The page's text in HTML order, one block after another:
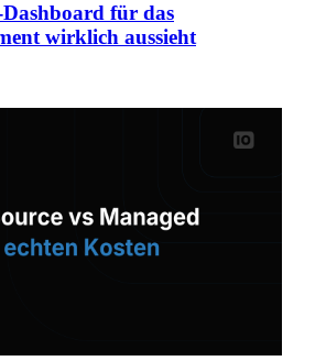
für das
wirklich aussieht